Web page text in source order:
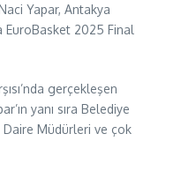
Yapar, Antakya
EuroBasket 2025 Final
gerçekleşen
yanı sıra Belediye
Daire Müdürleri ve çok